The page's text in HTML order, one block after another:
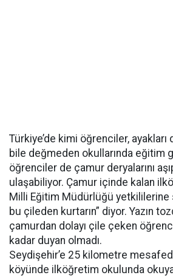
Türkiye’de kimi öğrenciler,
bile değmeden okullarında eğitim
öğrenciler de çamur deryalarını
ulaşabiliyor. Çamur içinde kalan
Milli Eğitim Müdürlüğü yetkililerine
bu çileden kurtarın” diyor. Yazın
çamurdan dolayı çile çeken
kadar duyan olmadı.
Seydişehir’e 25 kilometre
köyünde ilköğretim okulunda